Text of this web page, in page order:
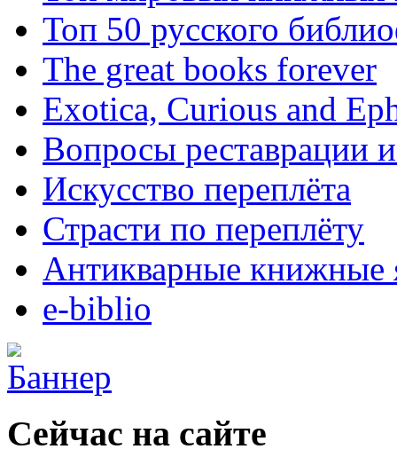
Топ 50 русского
The great books forever
Exotica, Curious and
Вопросы реставрации
Искусство переплёта
Страсти по переплёту
Антикварные книжные
e-biblio
Сейчас на сайте